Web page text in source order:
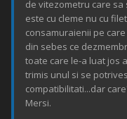
de vitezometru care
este cu cleme nu cu
consamuraienii pe
din sebes ce
toate care le-a luat jos
trimis unul si se
compatibilitati...dar
Mersi.